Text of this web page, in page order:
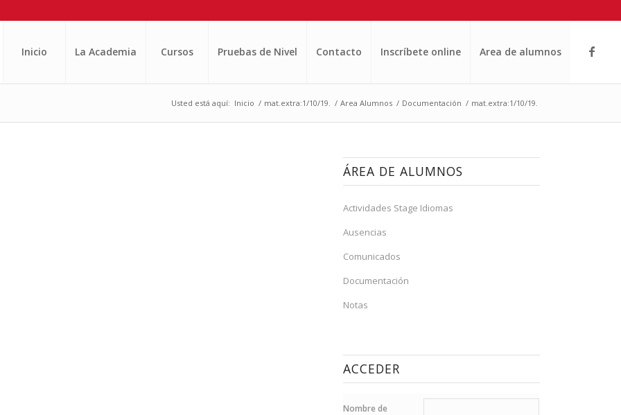
Inicio La Academia Cursos Pruebas de Nivel Contacto Inscríbete online Area de alumnos
Usted está aquí: Inicio / mat.extra:1/10/19. / Area Alumnos / Documentación / mat.extra:1/10/19.
ÁREA DE ALUMNOS
Actividades Stage Idiomas
Ausencias
Comunicados
Documentación
Notas
ACCEDER
Nombre de